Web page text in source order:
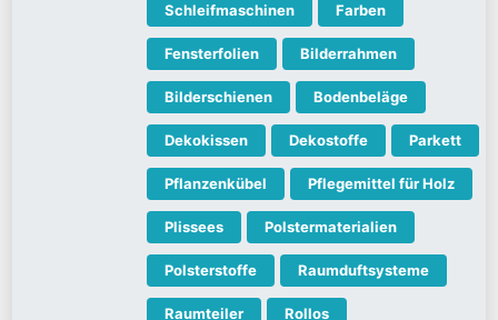
Schleifmaschinen Farben
Fensterfolien Bilderrahmen
Bilderschienen Bodenbeläge
Dekokissen Dekostoffe Parkett
Pflanzenkübel Pflegemittel für Holz
Plissees Polstermaterialien
Polsterstoffe Raumduftsysteme
Raumteiler Rollos